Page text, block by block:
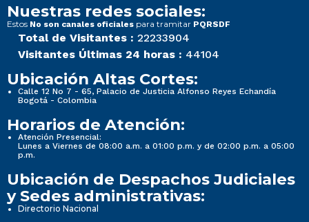
Nuestras redes sociales:
Estos No son canales oficiales para tramitar PQRSDF
Total de Visitantes : 22233904
Visitantes Últimas 24 horas : 44104
Ubicación Altas Cortes:
Calle 12 No 7 - 65, Palacio de Justicia Alfonso Reyes Echandía
Bogotá - Colombia
Horarios de Atención:
Atención Presencial:
Lunes a Viernes de 08:00 a.m. a 01:00 p.m. y de 02:00 p.m. a 05:00
p.m.
Ubicación de Despachos Judiciales
y Sedes administrativas:
Directorio Nacional